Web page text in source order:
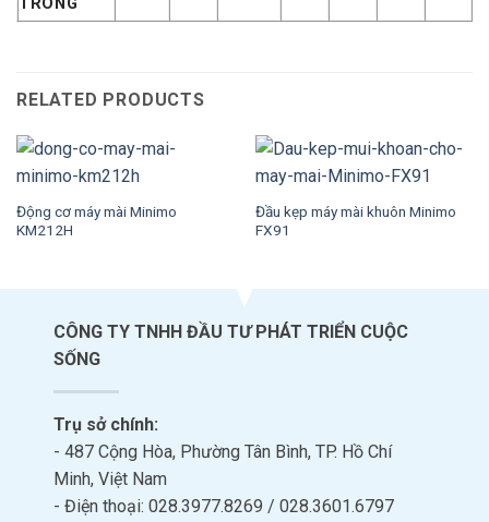
RELATED PRODUCTS
Động cơ máy mài Minimo
KM212H
Đầu kẹp máy mài khuôn Minimo
FX91
CÔNG TY TNHH ĐẦU TƯ PHÁT TRIỂN CUỘC
SỐNG
Trụ sở chính:
- 487 Cộng Hòa, Phường Tân Bình, TP. Hồ Chí
Minh, Việt Nam
- Điện thoại: 028.3977.8269 / 028.3601.6797